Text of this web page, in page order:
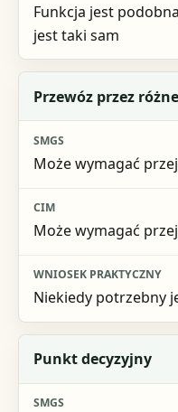
Funkcja jest
jest taki sam
Przewóz przez
Może wymagać
Może wymagać
Niekiedy potrzebny
Punkt decyzyjny